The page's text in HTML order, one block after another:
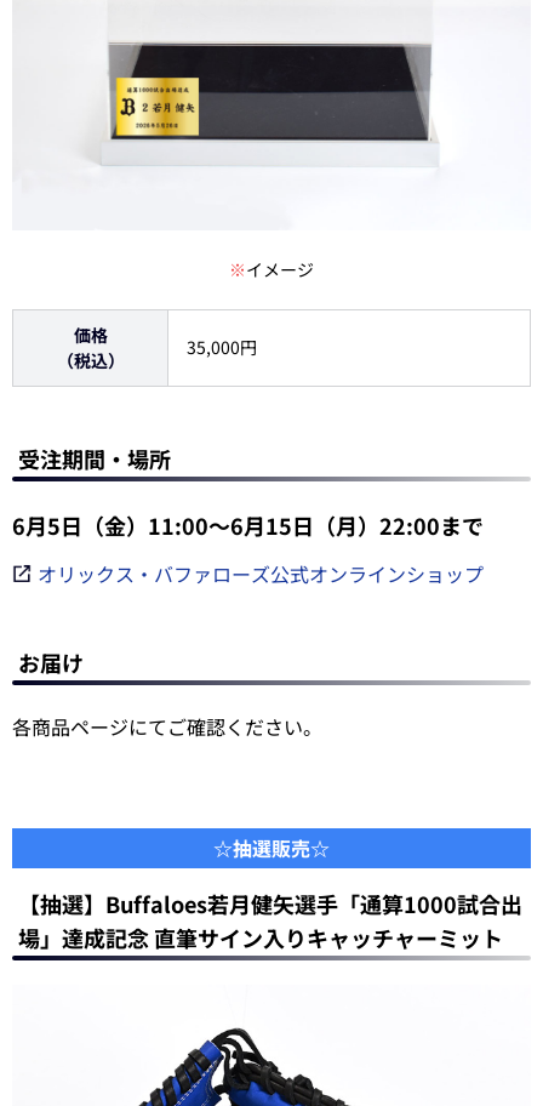
※イメージ
価格
（税込）
35,000円
受注期間・場所
6月5日（金）11:00～6月15日（月）22:00まで
オリックス・バファローズ公式オンラインショップ
お届け
各商品ページにてご確認ください。
☆抽選販売☆
【抽選】Buffaloes若月健矢選手「通算1000試合出
場」達成記念 直筆サイン入りキャッチャーミット